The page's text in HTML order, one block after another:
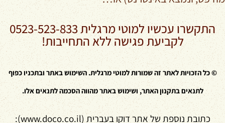
התקשרו עכשיו למוטי מרגלית0523-523-833
לקביעת פגישה ללא התחייבות!
©כל הזכויות לאתר זה שמורות למוטי מרגלית. השימוש באתר ובתכניו כפוף
לתנאים בתקנון האתר, ושימוש באתר מהווה הסכמה לתנאים אלו.
כתובת נוספת של אתר דוקו בעברית (www.doco.co.il):